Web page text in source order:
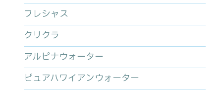
フレシャス
クリクラ
アルピナウォーター
ピュアハワイアンウォーター